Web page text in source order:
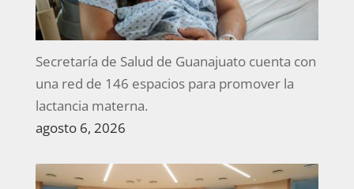
Secretaría de Salud de Guanajuato cuenta con
una red de 146 espacios para promover la
lactancia materna.
agosto 6, 2026